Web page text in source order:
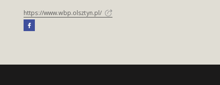
https://www.wbp.olsztyn.pl/